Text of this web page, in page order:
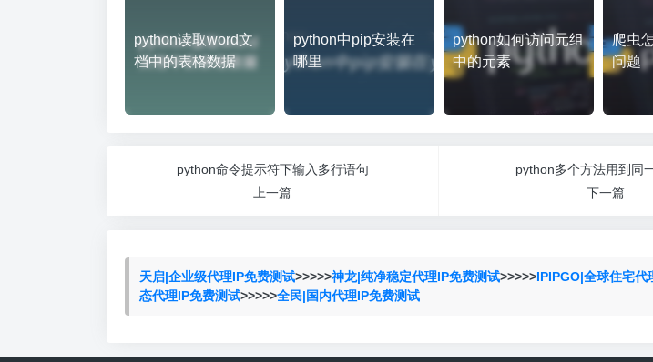
python读取word文
档中的表格数据
python中pip安装在
哪里
python如何访问元组
中的元素
爬虫
问题
python命令提示符下输入多行语句
上一篇
python多个方法用到同
下一篇
天启|企业级代理IP免费测试>>>>>神龙|纯净稳定代理IP免费测试>>>>>IPIPGO|全球住宅代
态代理IP免费测试>>>>>全民|国内代理IP免费测试